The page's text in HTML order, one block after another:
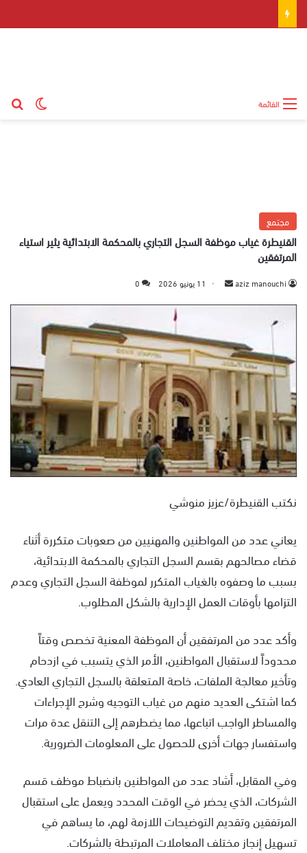
القائمة
مجتمع
القنيطرة غياب موظفة السجل التجاري بالمحكمة الابتدائية يثير استياء
المرتفقين
aziz manouchi
ب
ر
ي
إ
ل
ك
ت
ي
11 يونيو 2026 0
نكتب القنيطرة/عزيز منوشي
يعاني عدد من المواطنين والمهنيين من صعوبات متكررة أثناء
قضاء مصالحهم بقسم السجل التجاري بالمحكمة الابتدائية،
بسبب ما وصفوه بالغياب المتكرر لموظفة السجل التجاري وعدم
التزامها بأوقات العمل الإدارية بالشكل المطلوب.
وأكد عدد من المرتفقين أن الموظفة المعنية تخصص وقتاً
محدوداً لاستقبال المواطنين، الأمر الذي يتسبب في ازدحام
وتأخير معالجة الملفات، خاصة المتعلقة بالسجل التجاري العادي.
كما اشتكى العديد منهم من غياب التوجيه وشرح الإجراءات
والمساطر الواجب اتباعها، مما يضطرهم إلى التنقل عدة مرات
واستفسار جهات أخرى للحصول على المعلومات الضرورية.
وفي المقابل، أشاد عدد من المواطنين بانضباط موظف قسم
الشركات، الذي يحضر في الوقت المحدد ويعمل على استقبال
المرتفقين وتقديم التوضيحات اللازمة لهم، ما يساهم في
تسهيل إنجاز مختلف المعاملات المرتبطة بالشركات.